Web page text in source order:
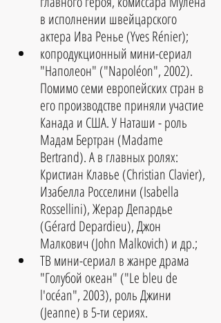
в исполнении швейцарского
актера Ива Ренье (Yves Rénier);
копродукционный мини-сериал
"Наполеон" ("Napoléon", 2002).
Помимо семи европейских стран в
его производстве приняли участие
Канада и США. У Наташи - роль
Мадам Бертран (Madame
Bertrand). А в главных ролях:
Кристиан Клавье (Christian Clavier),
Изабелла Росселини (Isabella
Rossellini), Жерар Депардье
(Gérard Depardieu), Джон
Малкович (John Malkovich) и др.;
ТВ мини-сериал в жанре драма
"Голубой океан" ("Le bleu de
l'océan", 2003), роль Джини
(Jeanne) в 5-ти сериях.